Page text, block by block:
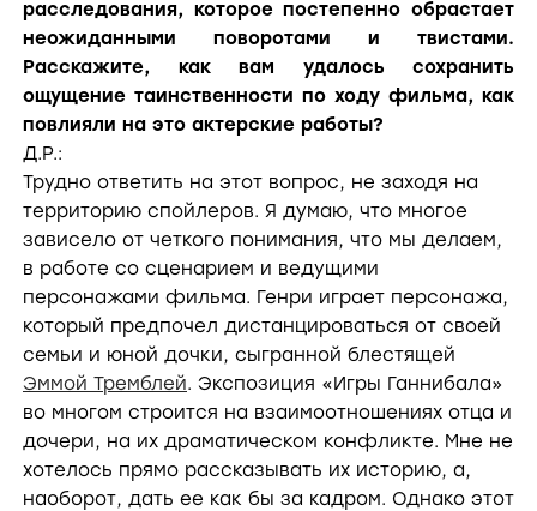
расследования, которое постепенно обрастает
неожиданными поворотами и твистами.
Расскажите, как вам удалось сохранить
ощущение таинственности по ходу фильма, как
повлияли на это актерские работы?
Д.Р.:
Трудно ответить на этот вопрос, не заходя на
территорию спойлеров. Я думаю, что многое
зависело от четкого понимания, что мы делаем,
в работе со сценарием и ведущими
персонажами фильма. Генри играет персонажа,
который предпочел дистанцироваться от своей
семьи и юной дочки, сыгранной блестящей
Эммой Тремблей. Экспозиция «Игры Ганнибала»
во многом строится на взаимоотношениях отца и
дочери, на их драматическом конфликте. Мне не
хотелось прямо рассказывать их историю, а,
наоборот, дать ее как бы за кадром. Однако этот